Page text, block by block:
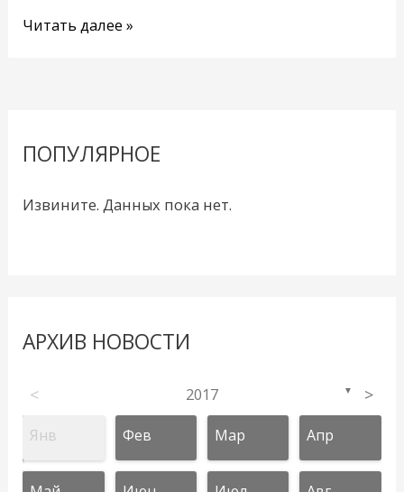
Читать далее »
ПОПУЛЯРНОЕ
Извините. Данных пока нет.
АРХИВ НОВОСТИ
< 2017 ▼ >
Янв Фев Мар Апр